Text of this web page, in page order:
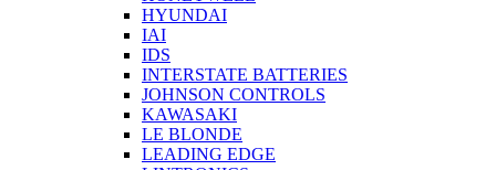
HYUNDAI
IAI
IDS
INTERSTATE BATTERIES
JOHNSON CONTROLS
KAWASAKI
LE BLONDE
LEADING EDGE